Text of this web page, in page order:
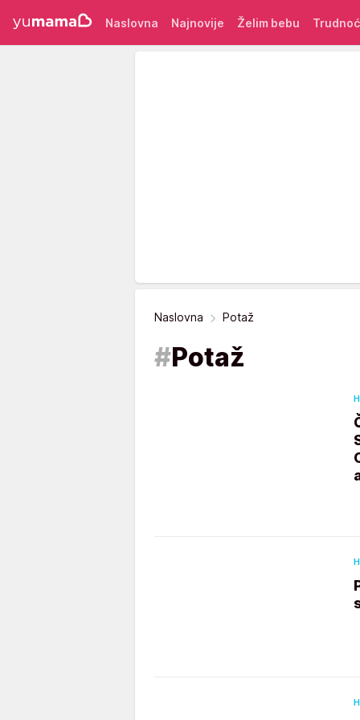
Naslovna Najnovije Želim bebu
Naslovna Potaž
#Potaž